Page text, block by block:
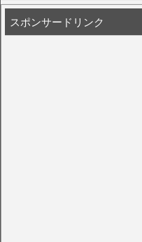
スポンサードリンク